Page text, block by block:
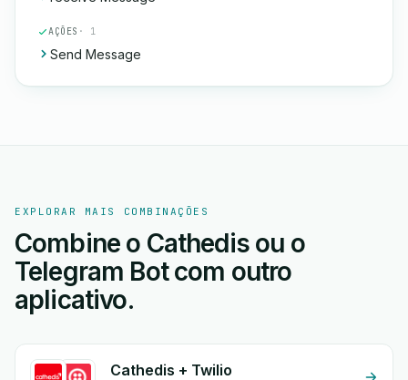
AÇÕES · 1
Send Message
EXPLORAR MAIS COMBINAÇÕES
Combine o Cathedis ou o
Telegram Bot com outro
aplicativo.
Cathedis + Twilio